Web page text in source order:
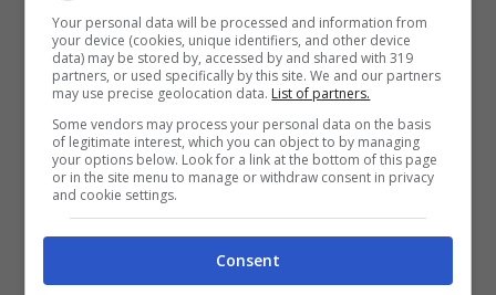
BONUS BENVENUTO LOTTOMATICA: 2050€
Fino a 2050€ bonus scommesse e sport
Per i nuovi utenti della piattaforma: 100% fino a 50€ in
Bonus Scommesse + 100% fino a 2000€ in Bonus
Sport
2050€
VERIFICA
Mostra Informazioni
Your personal data will be processed and information from
your device (cookies, unique identifiers, and other device
data) may be stored by, accessed by and shared with 319
partners, or used specifically by this site. We and our partners
may use precise geolocation data. List of partners.
Some vendors may process your personal data on the basis
of legitimate interest, which you can object to by managing
your options below. Look for a link at the bottom of this page
or in the site menu to manage or withdraw consent in privacy
and cookie settings.
Consent